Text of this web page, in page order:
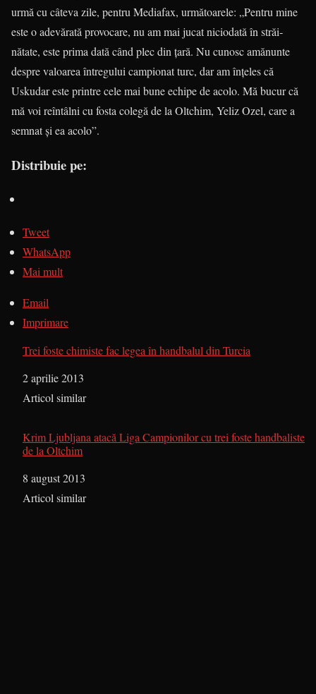
urmă cu câteva zile, pentru Mediafax, urmă­toa­rele: „Pentru mine
este o adevărată pro­vo­care, nu am mai jucat niciodată în stră­i­
nătate, este prima dată când plec din ţară. Nu cunosc amănunte
despre valoa­rea întregului campionat turc, dar am în­ţe­les că
Uskudar este printre cele mai bune echipe de acolo. Mă bucur că
mă voi reîntâlni cu fosta colegă de la Olt­chim, Yeliz Ozel, care a
semnat şi ea acolo”.
Distribuie pe:
Tweet
WhatsApp
Mai mult
Email
Imprimare
Trei foste chimiste fac legea în handbalul din Turcia
Dată
2 aprilie 2013
În legătură cu
Articol similar
Krim Ljubljana atacă Liga Campionilor cu trei foste handbaliste
de la Oltchim
Dată
8 august 2013
În legătură cu
Articol similar